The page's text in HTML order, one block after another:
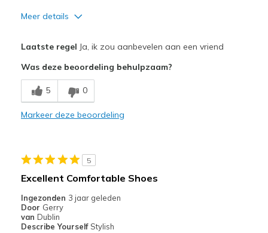
Meer details
Breathe Well
Comfortable
Going Out
Laatste regel Ja, ik zou aanbevelen aan een vriend
Was deze beoordeling behulpzaam?
5 0
Markeer deze beoordeling
5
Excellent Comfortable Shoes
Ingezonden 3 jaar geleden
Door Gerry
van Dublin
Describe Yourself Stylish